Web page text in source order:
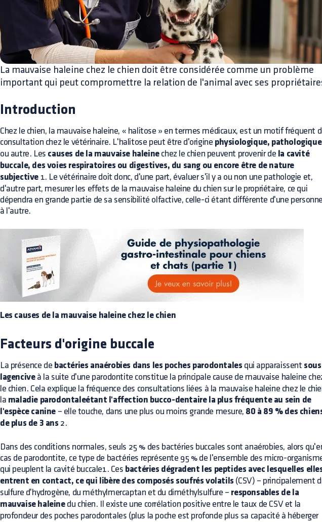
La mauvaise haleine chez le chien doit être considérée comme un problème
important qui peut compromettre la relation de l'animal avec ses
Introduction
Chez le chien, la mauvaise haleine, « halitose » en termes médicaux, est un motif fréquent
consultation chez le vétérinaire. L'halitose peut être d'origine physiologique, pathologique
ou autre. Les causes de la mauvaise haleinechez le chien peuvent provenir de la cavité
buccale, des voies respiratoires ou digestives, du sang ou encore être de nature
subjective 1. Le vétérinaire doit donc, d'une part, évaluer s'il y a ou non une pathologie et,
d'autre part, mesurer les effets de la mauvaise haleine du chien sur le propriétaire, ce qui
dépendra en grande partie de sa sensibilité olfactive, celle-ci étant différente d'une personne
à l'autre.
Les causes de la mauvaise haleine chez le chien
Facteurs d'origine buccale
La présence de bactéries anaérobies dans les poches parodontales qui apparaissent sous
lagenciveà la suite d'une parodontite constitue la principale cause de mauvaise haleine
le chien. Cela explique la fréquence des consultations liées à la mauvaise haleine chez le
la maladie parodontaleétant l'affection bucco-dentaire la plus fréquente au sein de
l'espèce canine – elle touche, dans une plus ou moins grande mesure, 80 à 89 % des
de plus de 3 ans 2.
Dans des conditions normales, seuls 25 % des bactéries buccales sont anaérobies, alors
cas de parodontite, ce type de bactéries représente 95 % de l'ensemble des micro-
qui peuplent la cavité buccale1. Ces bactéries dégradent les peptides avec lesquelles
entrent en contact, ce qui libère des composés soufrés volatils (CSV) – principalement
sulfure d'hydrogène, du méthylmercaptan et du diméthylsulfure – responsables de la
mauvaise haleinedu chien. Il existe une corrélation positive entre le taux de CSV et la
profondeur des poches parodontales (plus la poche est profonde plus sa capacité à héberger